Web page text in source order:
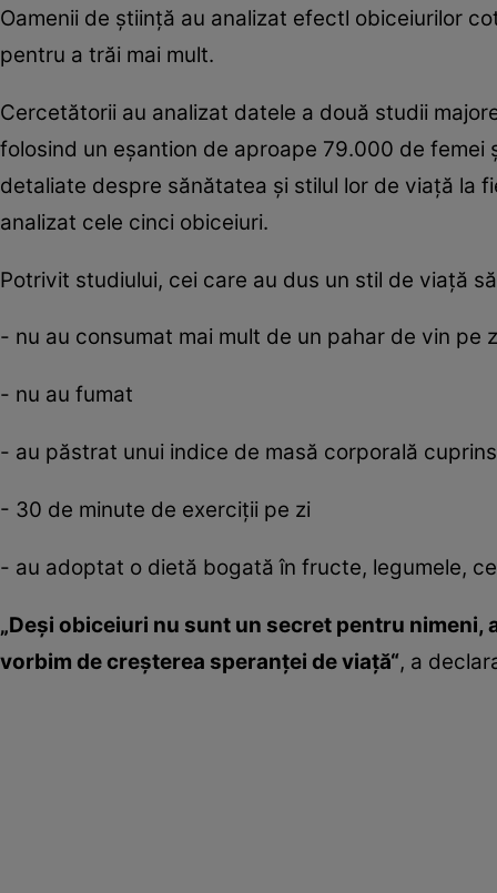
Oamenii de ştiinţă au analizat efectl obiceiurilor
pentru a trăi mai mult.
Cercetătorii au analizat datele a două studii
folosind un eşantion de aproape 79.000 de
detaliate despre sănătatea şi stilul lor de viaţă la
analizat cele cinci obiceiuri.
Potrivit studiului, cei care au dus un stil de viaţă
- nu au consumat mai mult de un pahar de vin pe
- nu au fumat
- au păstrat unui indice de masă corporală
- 30 de minute de exerciţii pe zi
- au adoptat o dietă bogată în fructe, legumele,
„Deşi obiceiuri nu sunt un secret pentru
vorbim de creşterea speranţei de viaţă“, a